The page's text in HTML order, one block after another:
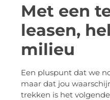
Met een
leasen,
milieu
Een pluspunt dat we
maar dat jou
trekken is het